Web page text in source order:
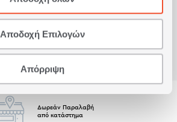
Αποδοχή Επιλογών
Απόρριψη
Είδατε πρόσφατα
Δωρεάν Παραλαβή
από κατάστημα